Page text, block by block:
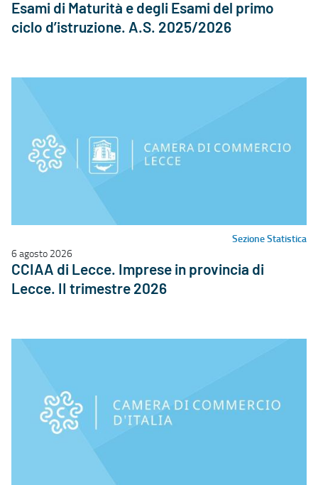
Esami di Maturità e degli Esami del primo
ciclo d’istruzione. A.S. 2025/2026
Sezione Statistica
6 agosto 2026
CCIAA di Lecce. Imprese in provincia di
Lecce. II trimestre 2026